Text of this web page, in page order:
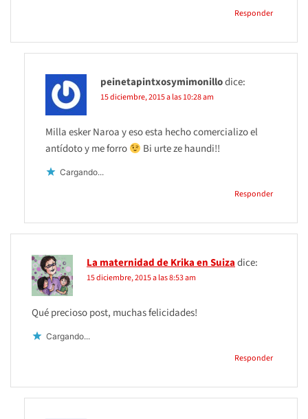
Responder
peinetapintxosymimonillodice:
15 diciembre, 2015 a las 10:28 am
Milla esker Naroa y eso esta hecho comercializo el
antídoto y me forro
Bi urte ze haundi!!
Cargando...
Responder
La maternidad de Krika en Suizadice:
15 diciembre, 2015 a las 8:53 am
Qué precioso post, muchas felicidades!
Cargando...
Responder